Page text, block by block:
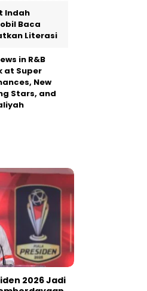
Indah
Baca
Literasi
in R&B
at Super
New
Stars, and
2026 Jadi